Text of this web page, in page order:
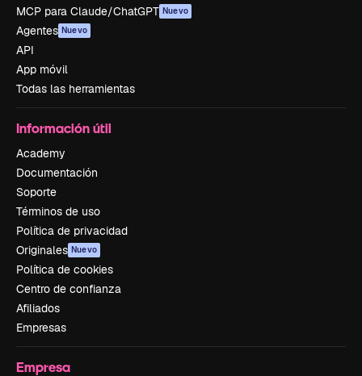
MCP para Claude/ChatGPT Nuevo
Agentes Nuevo
API
App móvil
Todas las herramientas
Información útil
Academy
Documentación
Soporte
Términos de uso
Política de privacidad
Originales Nuevo
Política de cookies
Centro de confianza
Afiliados
Empresas
Empresa